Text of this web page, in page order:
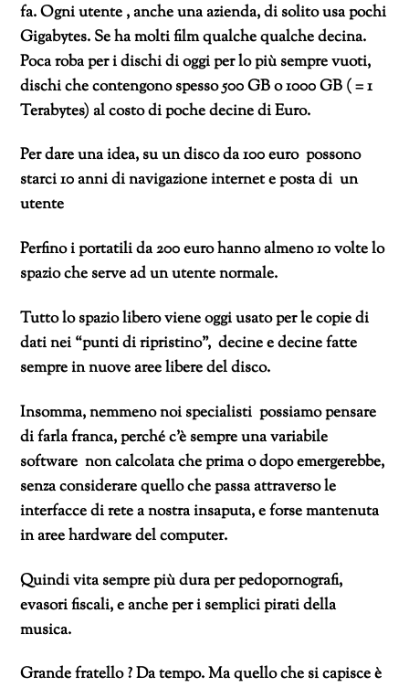
fa. Ogni utente , anche una azienda, di solito usa pochi
Gigabytes. Se ha molti film qualche qualche decina.
Poca roba per i dischi di oggi per lo più sempre vuoti,
dischi che contengono spesso 500 GB o 1000 GB ( = 1
Terabytes) al costo di poche decine di Euro.
Per dare una idea, su un disco da 100 euro possono
starci 10 anni di navigazione internet e posta di un
utente
Perfino i portatili da 200 euro hanno almeno 10 volte lo
spazio che serve ad un utente normale.
Tutto lo spazio libero viene oggi usato per le copie di
dati nei “punti di ripristino”, decine e decine fatte
sempre in nuove aree libere del disco.
Insomma, nemmeno noi specialisti possiamo pensare
di farla franca, perché c’è sempre una variabile
software non calcolata che prima o dopo emergerebbe,
senza considerare quello che passa attraverso le
interfacce di rete a nostra insaputa, e forse mantenuta
in aree hardware del computer.
Quindi vita sempre più dura per pedopornografi,
evasori fiscali, e anche per i semplici pirati della
musica.
Grande fratello ? Da tempo. Ma quello che si capisce è